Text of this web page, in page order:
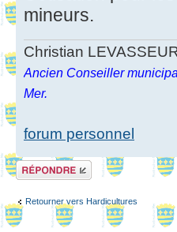
mineurs.
Christian
Ancien Conseiller
Mer.
forum personnel
Répondre
Retourner vers Hardicultures